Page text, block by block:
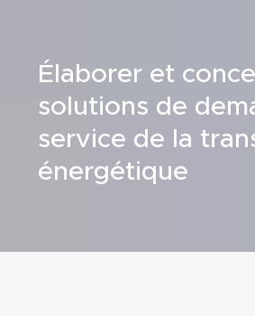
Élaborer et
solutions de
service de la
énergétique